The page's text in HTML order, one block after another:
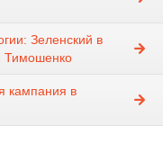
Зеленский в
Тимошенко
кампания в